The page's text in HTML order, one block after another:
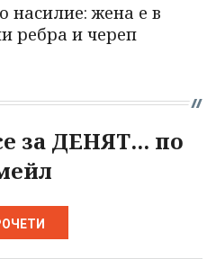
насилие: жена е в
ребра и череп
за ДЕНЯТ... по